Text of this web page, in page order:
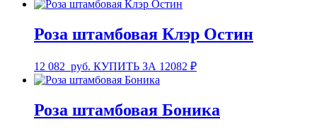
Роза штамбовая Клэр Остин
12 082 руб. КУПИТЬ ЗА 12082 ₽
Роза штамбовая Боника